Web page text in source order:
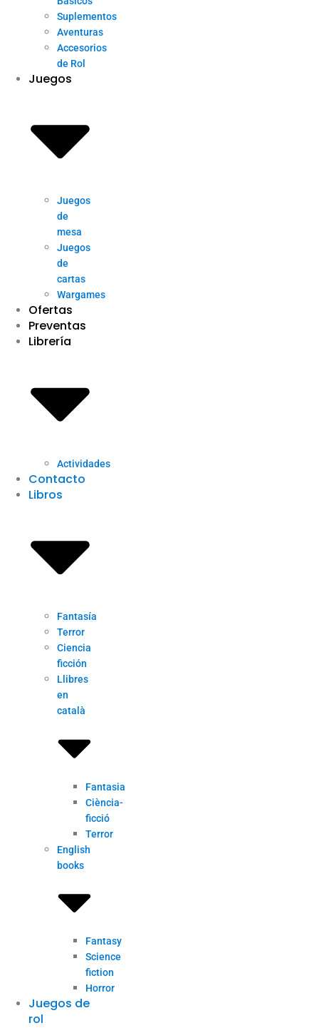
Suplementos
Aventuras
Accesorios
de Rol
Juegos
Juegos
de
mesa
Juegos
de
cartas
Wargames
Ofertas
Preventas
Librería
Actividades
Contacto
Libros
Fantasía
Terror
Ciencia
ficción
Llibres
en
català
Fantasia
Ciència-
ficció
Terror
English
books
Fantasy
Science
fiction
Horror
Juegos de
rol